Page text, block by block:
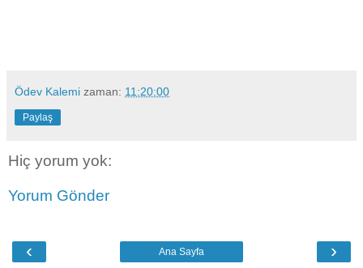
Ödev Kalemi zaman: 11:20:00
Paylaş
Hiç yorum yok:
Yorum Gönder
‹ ›
Ana Sayfa